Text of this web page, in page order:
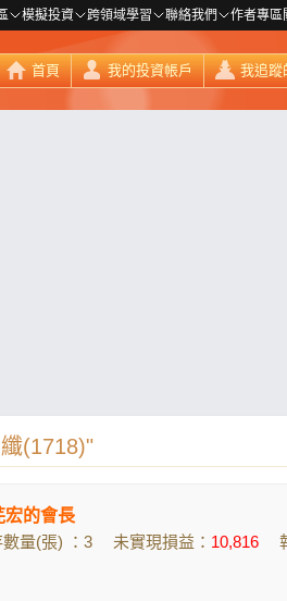
模擬投資 跨領域學習 聯絡我們 作者專區
首頁 我的投資帳戶 我追蹤
(1718)"
宏的會長
數量(張) ：3
未實現損益： 10,816